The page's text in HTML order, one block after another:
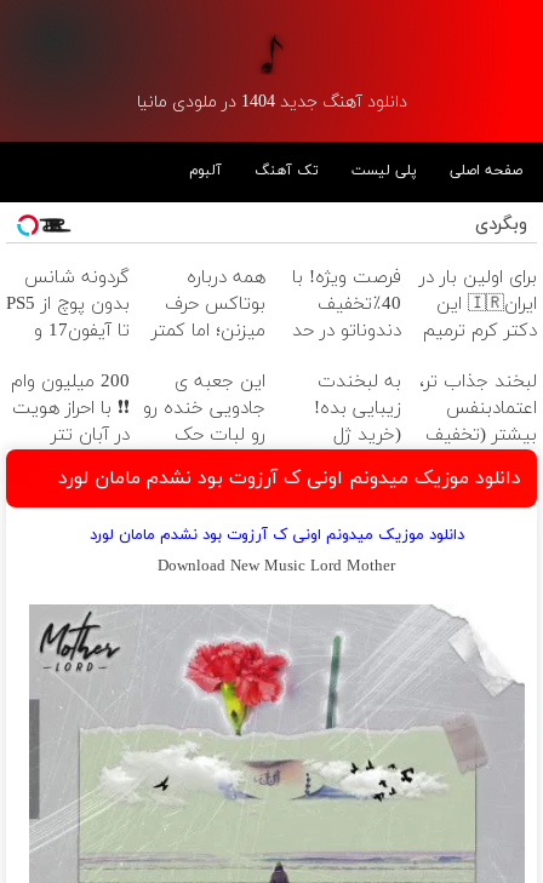
دانلود آهنگ جدید 1404 در ملودی مانیا
صفحه اصلی پلی لیست تک آهنگ آلبوم
وبگردی
برای اولین بار در
ایران🇮🇷 این
دکتر کرم ترمیم
ساخت!
فرصت ویژه! با
40٪تخفیف
دندوناتو در حد
سفید کن
همه درباره
بوتاکس حرف
میزنن؛ اما کمتر
میشناسه.
گردونه شانس
بدون پوچ از PS5
تا آیفون17 و
لبخند جذاب تر،
اعتمادبنفس
بیشتر (تخفیف
تا امشب)
به لبخندت
زیبایی بده!
(خرید ژل
دندان
با40%تخفیف)
این جعبه ی
جادویی خنده رو
رو لبات حک
خرید40%تخفیف
200 میلیون وام
❗❗ با احراز هویت
در آبان تتر
دانلود موزیک میدونم اونی ک آرزوت بود نشدم مامان لورد
دانلود موزیک میدونم اونی ک آرزوت بود نشدم مامان لورد
Download New Music Lord Mother